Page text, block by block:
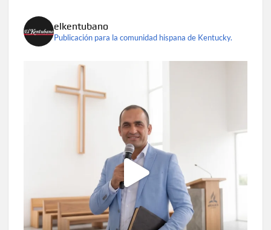
elkentubano
Publicación para la comunidad hispana de Kentucky.